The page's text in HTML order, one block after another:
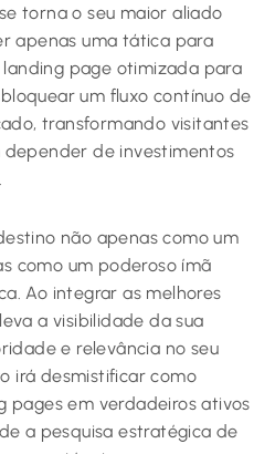
torna o seu maior aliado
apenas uma tática para
page otimizada para
um fluxo contínuo de
transformando visitantes
depender de investimentos
não apenas como um
como um poderoso ímã
Ao integrar as melhores
a visibilidade da sua
e relevância no seu
irá desmistificar como
pages em verdadeiros ativos
a pesquisa estratégica de